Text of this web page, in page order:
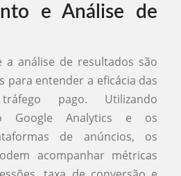
e Análise de
análise de resultados são
para entender a eficácia das
pago. Utilizando
Google Analytics e os
de anúncios, os
acompanhar métricas